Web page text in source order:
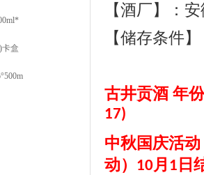
盒
【酒厂】：
【储存条件
古井贡酒 年
17)
中秋国庆活
动）
10月 1 日